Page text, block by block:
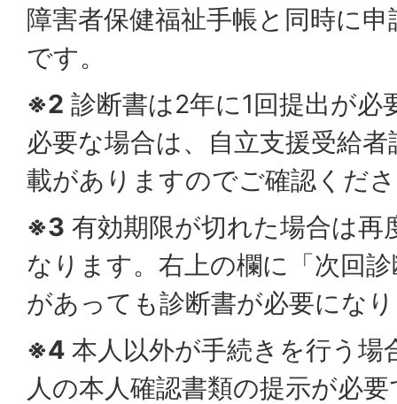
障害者保健福祉手帳と同時に
です。
※2 診断書は2年に1回提出が必
必要な場合は、自立支援受給
載がありますのでご確認くだ
※3 有効期限が切れた場合は再
なります。右上の欄に「次回
があっても診断書が必要にな
※4 本人以外が手続きを行う場
人の本人確認書類の提示が必